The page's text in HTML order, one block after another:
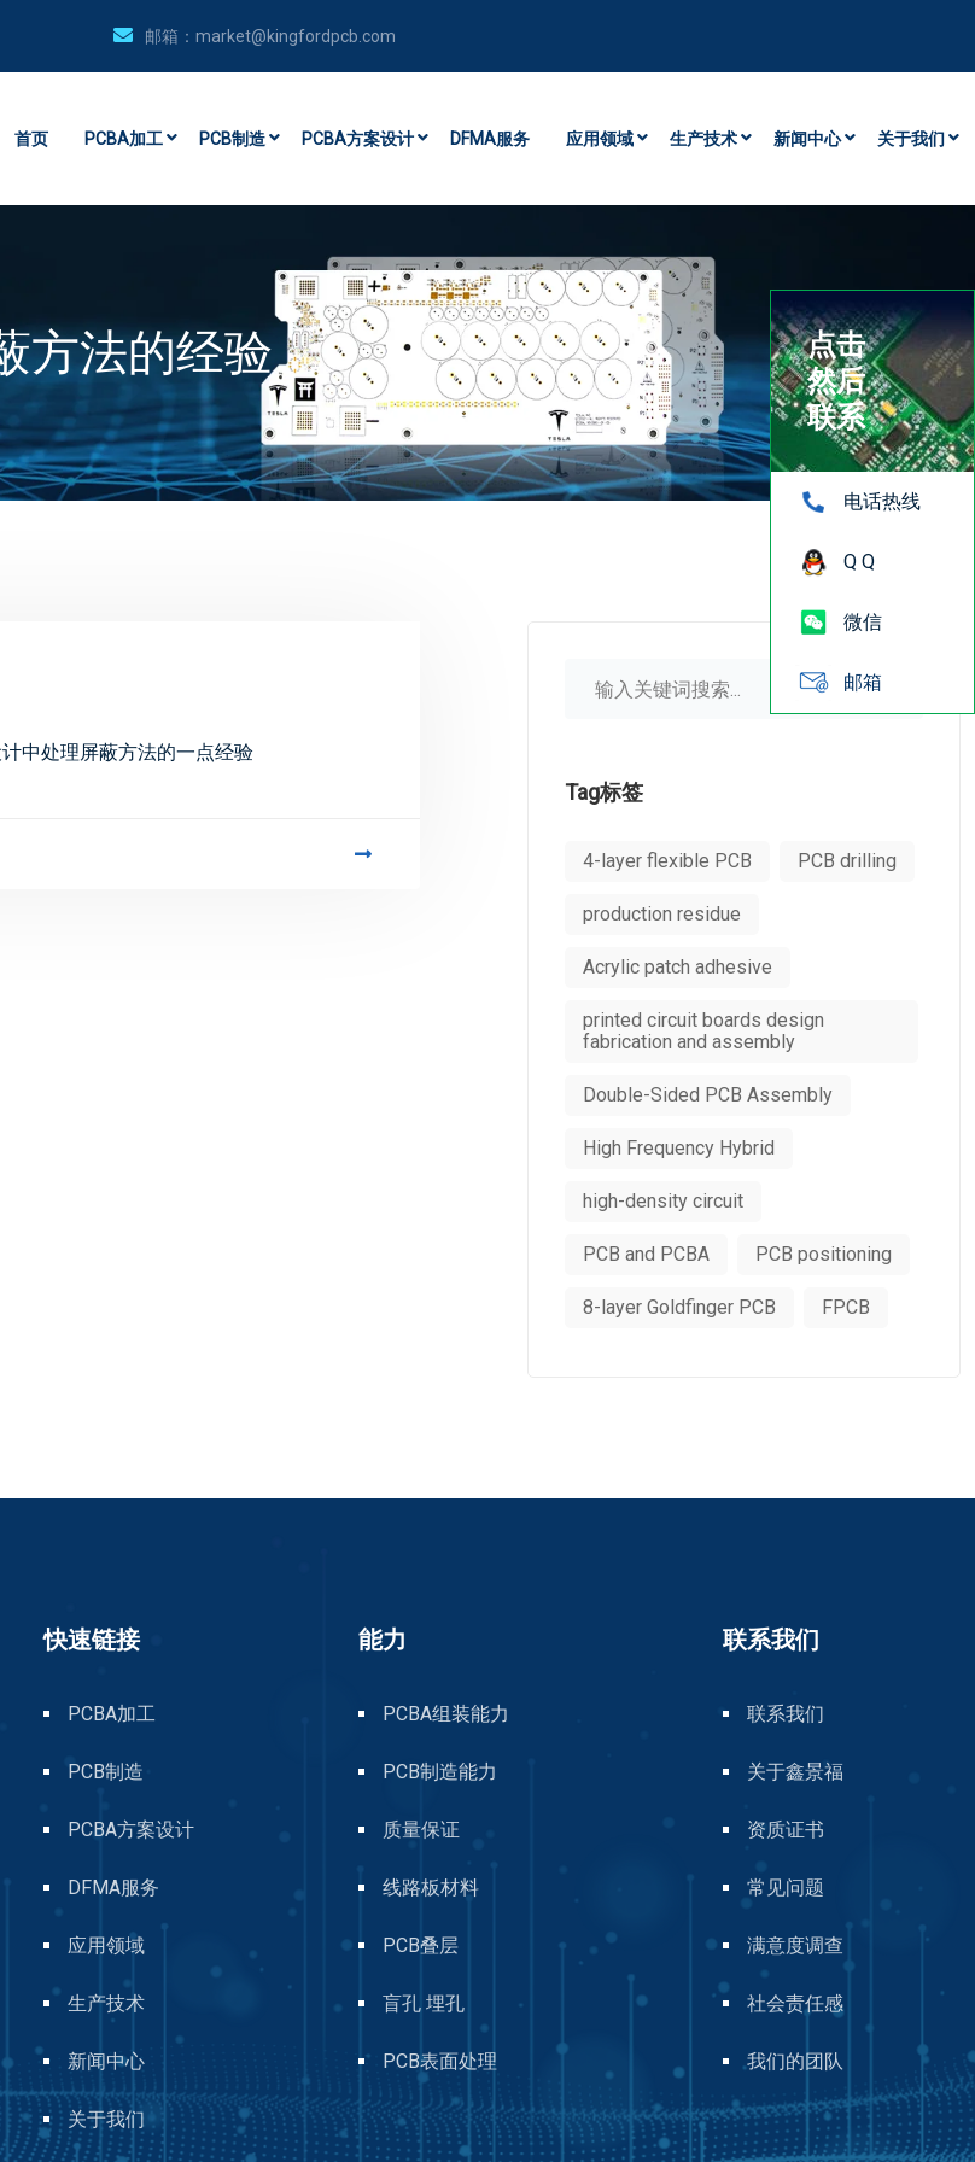
邮箱： market@kingfordpcb.com
首页 PCBA加工 PCB制造 PCBA方案设计 DFMA服务 应用领域 生产技术 新闻中心 关于我们
方法的经验
中处理屏蔽方法的一点经验
Tag标签
4-layer flexible PCB PCB drilling
production residue
Acrylic patch adhesive
printed circuit boards design
fabrication and assembly
Double-Sided PCB Assembly
High Frequency Hybrid
high-density circuit
PCB and PCBA PCB positioning
8-layer Goldfinger PCB FPCB
快速链接
PCBA加工
PCB制造
PCBA方案设计
DFMA服务
应用领域
生产技术
新闻中心
关于我们
能力
PCBA组装能力
PCB制造能力
质量保证
线路板材料
PCB叠层
盲孔 埋孔
PCB表面处理
联系我们
联系我们
关于鑫景福
资质证书
常见问题
满意度调查
社会责任感
我们的团队
点击
然后
联系
电话热线
Q Q
微信
邮箱